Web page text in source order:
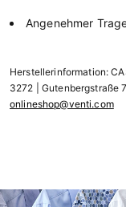
Angenehmer
Herstellerinformation:
3272 | Gutenbergstraße
onlineshop@venti.com